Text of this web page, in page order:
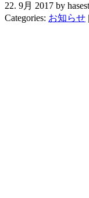
22. 9月 2017 by
Categories: お知らせ |